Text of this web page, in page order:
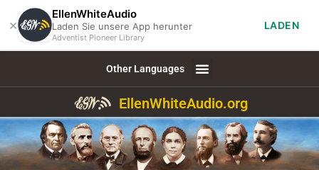
×
EllenWhiteAudio
Laden Sie unsere App herunter
Adventist Pioneer Library
LADEN
Other Languages
EllenWhiteAudio.org